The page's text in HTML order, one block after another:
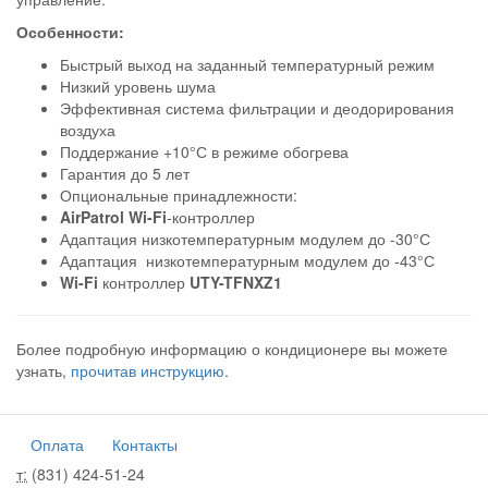
Особенности:
Быстрый выход на заданный температурный режим
Низкий уровень шума
Эффективная система фильтрации и деодорирования
воздуха
Поддержание +10°С в режиме обогрева
Гарантия до 5 лет
Опциональные принадлежности:
AirPatrol Wi-Fi-контроллер
Адаптация низкотемпературным модулем до -30°С
Адаптация низкотемпературным модулем до -43°С
Wi-Fi контроллер UTY-TFNXZ1
Более подробную информацию о кондиционере вы можете
узнать, прочитав инструкцию.
Оплата
Контакты
т: (831) 424-51-24